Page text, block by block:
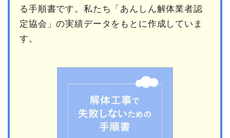
る手順書です。私たち「あんしん解体業者認
定協会」の実績データをもとに作成していま
す。